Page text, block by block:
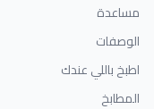
مساعدة
الوصفات
اطبخ باللي عندك
المطابخ